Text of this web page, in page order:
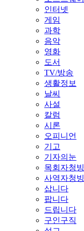
인터넷
게임
과학
음악
영화
도서
TV/방송
생활정보
날씨
사설
칼럼
시론
오피니언
기고
기자의눈
목회자청빙
사역자청빙
삽니다
팝니다
드립니다
구인구직